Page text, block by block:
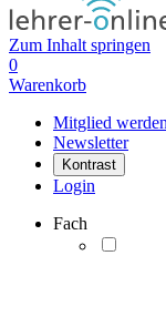
Zum Inhalt springen
0
Warenkorb
Mitglied werden
Newsletter
Kontrast
Login
Fach